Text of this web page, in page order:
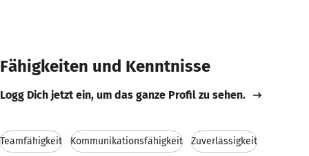
Fähigkeiten und Kenntnisse
Logg Dich jetzt ein, um das ganze Profil zu sehen.
Teamfähigkeit Kommunikationsfähigkeit Zuverlässigkeit